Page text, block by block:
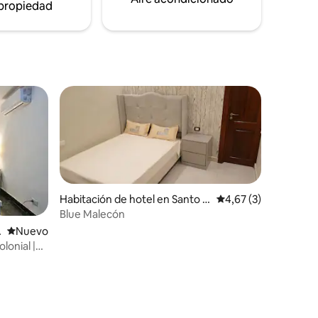
Lugar nuevo para alojarse
Nuevo
|
Habitación de hotel en Santo D
omingo
Calificación
4,67 (3)
Blue Malecón